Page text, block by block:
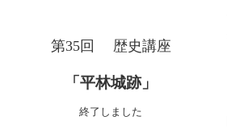
第35回 歴史講座
「平林城跡」
終了しました